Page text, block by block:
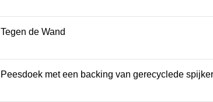
Tegen de Wand
Peesdoek met een backing van gerecyclede